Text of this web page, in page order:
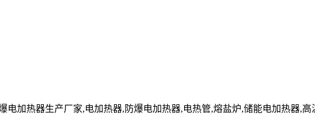
电加热器生产厂家,电加热器,防爆电加热器,电热管,熔盐炉,储能电加热器,